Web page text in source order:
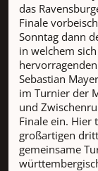
das
Finale
Sonntag dann
in welchem
Sebastian
im Turnier der
und
Finale ein. Hier
großartigen
gemeinsame